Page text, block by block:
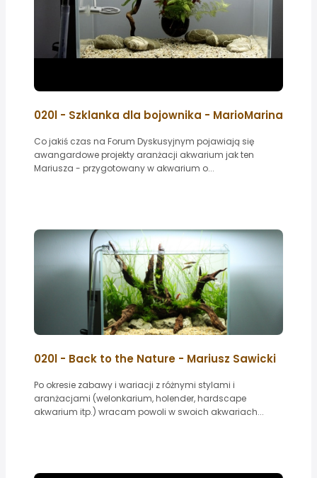
020l - Szklanka dla bojownika - MarioMarina
Co jakiś czas na Forum Dyskusyjnym pojawiają się
awangardowe projekty aranżacji akwarium jak ten
Mariusza - przygotowany w akwarium o...
020l - Back to the Nature - Mariusz Sawicki
Po okresie zabawy i wariacji z różnymi stylami i
aranżacjami (welonkarium, holender, hardscape
akwarium itp.) wracam powoli w swoich akwariach...